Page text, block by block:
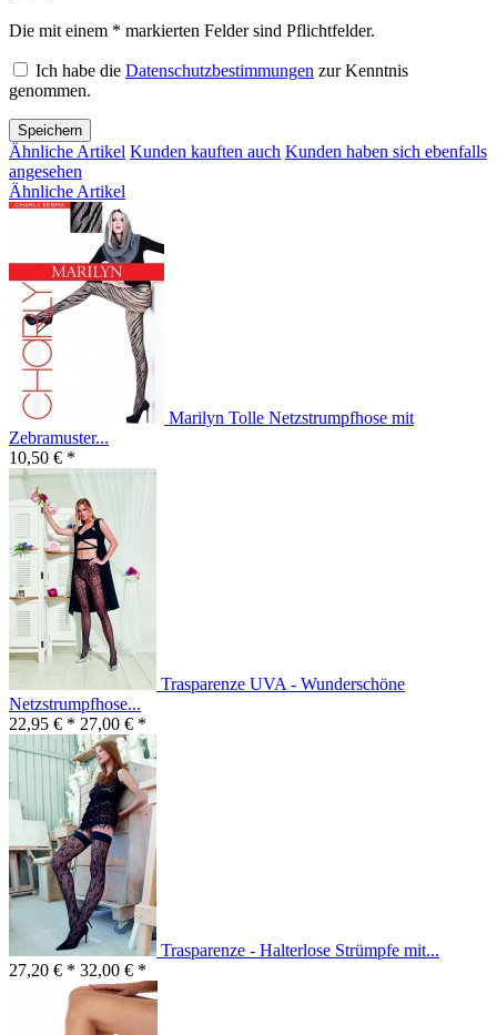
Die mit einem * markierten Felder sind Pflichtfelder.
Ich habe die Datenschutzbestimmungen zur Kenntnis
genommen.
Speichern
Ähnliche Artikel Kunden kauften auch Kunden haben sich ebenfalls
angesehen
Ähnliche Artikel
Marilyn Tolle Netzstrumpfhose mit
Zebramuster...
10,50 € *
Trasparenze UVA - Wunderschöne
Netzstrumpfhose...
22,95 € * 27,00 € *
Trasparenze - Halterlose Strümpfe mit...
27,20 € * 32,00 € *